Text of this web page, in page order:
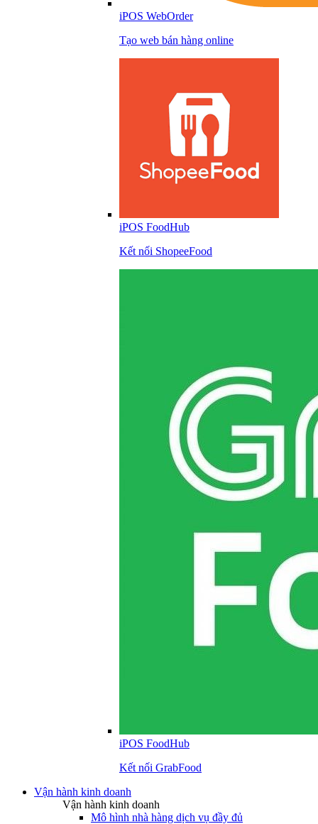
iPOS WebOrder
Tạo web bán hàng online
iPOS FoodHub
Kết nối ShopeeFood
iPOS FoodHub
Kết nối GrabFood
Vận hành kinh doanh
Vận hành kinh doanh
Mô hình nhà hàng dịch vụ đầy đủ